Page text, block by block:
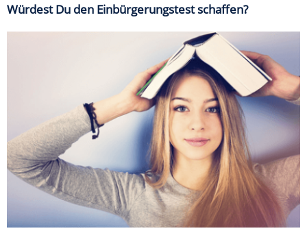
Würdest Du den Einbürgerungstest schaffen?